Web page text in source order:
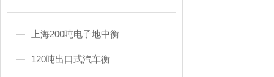
上海200吨电子地中衡
120吨出口式汽车衡